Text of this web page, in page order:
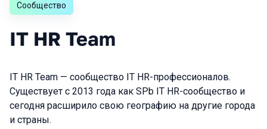
Сообщество
IT HR Team
IT HR Team — сообщество IT HR-профессионалов.
Существует с 2013 года как SPb IT HR-сообщество и
сегодня расширило свою географию на другие города
и страны.